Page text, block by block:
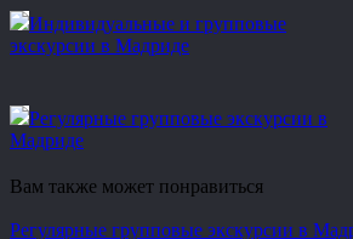
Индивидуальные и групповые
экскурсии в Мадриде
Регулярные групповые экскурсии в
Мадриде
Вам также может понравиться
Регулярные групповые экскурсии в